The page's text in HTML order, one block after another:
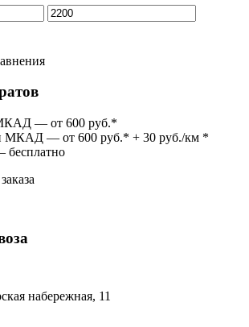
Максимальная
цена
— от 600 руб.*
МКАД — от 600 руб.* + 30 руб./км *
набережная, 11